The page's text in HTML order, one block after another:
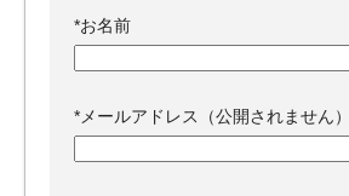
*お名前
*メールアドレス（公開されません）